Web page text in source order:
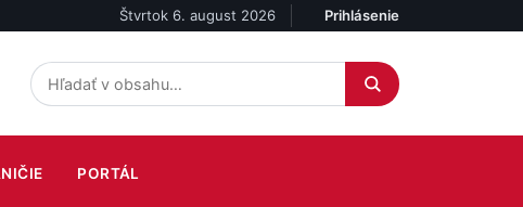
Štvrtok 6. august 2026 Účet
Prihlásenie
PORTÁL